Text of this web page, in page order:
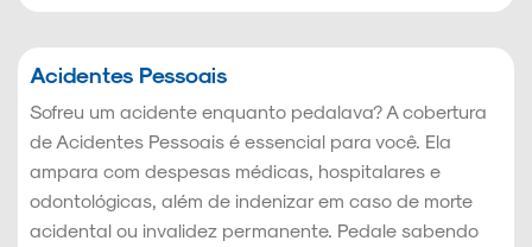
Acidentes Pessoais
Sofreu um acidente enquanto pedalava? A cobertura
de Acidentes Pessoais é essencial para você. Ela
ampara com despesas médicas, hospitalares e
odontológicas, além de indenizar em caso de morte
acidental ou invalidez permanente. Pedale sabendo